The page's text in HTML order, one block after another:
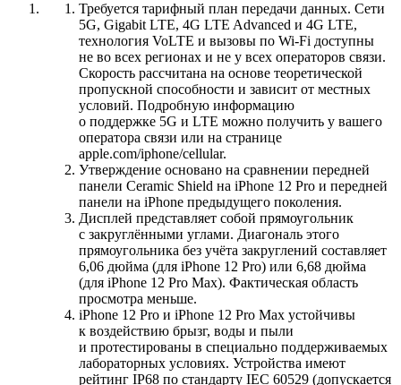
Требуется тарифный план передачи данных. Сети
5G, Gigabit LTE, 4G LTE Advanced и 4G LTE,
технология VoLTE и вызовы по Wi‑Fi доступны
не во всех регионах и не у всех операторов связи.
Скорость рассчитана на основе теоретической
пропускной способности и зависит от местных
условий. Подробную информацию
о поддержке 5G и LTE можно получить у вашего
оператора связи или на странице
apple.com/iphone/cellular.
Утверждение основано на сравнении передней
панели Ceramic Shield на iPhone 12 Pro и передней
панели на iPhone предыдущего поколения.
Дисплей представляет собой прямоугольник
с закруглёнными углами. Диагональ этого
прямоугольника без учёта закруглений составляет
6,06 дюйма (для iPhone 12 Pro) или 6,68 дюйма
(для iPhone 12 Pro Max). Фактическая область
просмотра меньше.
iPhone 12 Pro и iPhone 12 Pro Max устойчивы
к воздействию брызг, воды и пыли
и протестированы в специально поддерживаемых
лабораторных условиях. Устройства имеют
рейтинг IP68 по стандарту IEC 60529 (допускается